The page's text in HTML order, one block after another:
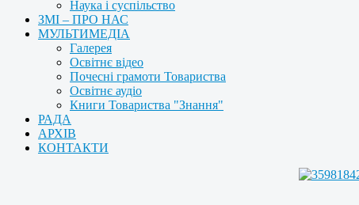
Наука і суспільство
ЗМІ – ПРО НАС
МУЛЬТИМЕДІА
Галерея
Освітнє відео
Почесні грамоти Товариства
Освітнє аудіо
Книги Товариства "Знання"
РАДА
АРХІВ
КОНТАКТИ